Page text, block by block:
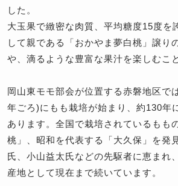
した。
大玉果で緻密な肉質、平均糖度15度を
して親である「おかやま夢白桃」譲り
や、滴るような豊富な果汁を楽しむこ
岡山東モモ部会が位置する赤磐地区で
年ごろ)にもも栽培が始まり、約130年
あります。全国で栽培されているもも
桃」、昭和を代表する「大久保」を発
氏、小山益太氏などの先駆者に恵まれ
産地として現在まで続いています。